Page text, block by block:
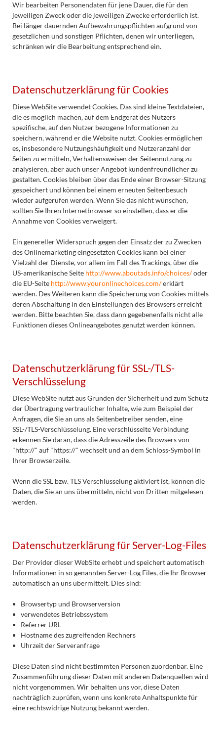
Wir bearbeiten Personendaten für jene Dauer, die für den
jeweiligen Zweck oder die jeweiligen Zwecke erforderlich ist.
Bei länger dauernden Aufbewahrungspflichten aufgrund von
gesetzlichen und sonstigen Pflichten, denen wir unterliegen,
schränken wir die Bearbeitung entsprechend ein.
Datenschutzerklärung für Cookies
Diese WebSite verwendet Cookies. Das sind kleine Textdateien,
die es möglich machen, auf dem Endgerät des Nutzers
spezifische, auf den Nutzer bezogene Informationen zu
speichern, während er die Website nutzt. Cookies ermöglichen
es, insbesondere Nutzungshäufigkeit und Nutzeranzahl der
Seiten zu ermitteln, Verhaltensweisen der Seitennutzung zu
analysieren, aber auch unser Angebot kundenfreundlicher zu
gestalten.Cookies bleiben über das Ende einer Browser-Sitzung
gespeichert und können bei einem erneuten Seitenbesuch
wieder aufgerufen werden. Wenn Sie das nicht wünschen,
sollten Sie Ihren Internetbrowser so einstellen, dass er die
Annahme von Cookies verweigert.
Ein genereller Widerspruch gegen den Einsatz der zu Zwecken
des Onlinemarketing eingesetzten Cookies kann bei einer
Vielzahl der Dienste, vor allem im Fall des Trackings, über die
US-amerikanische Seite http://www.aboutads.info/choices/oder
die EU-Seite http://www.youronlinechoices.com/erklärt
werden. Des Weiteren kann die Speicherung von Cookies mittels
deren Abschaltung in den Einstellungen des Browsers erreicht
werden. Bitte beachten Sie, dass dann gegebenenfalls nicht alle
Funktionen dieses Onlineangebotes genutzt werden können.
Datenschutzerklärung für SSL-/TLS-
Verschlüsselung
Diese WebSite nutzt aus Gründen der Sicherheit und zum Schutz
der Übertragung vertraulicher Inhalte, wie zum Beispiel der
Anfragen, die Sie an uns als Seitenbetreiber senden, eine
SSL-/TLS-Verschlüsselung. Eine verschlüsselte Verbindung
erkennen Sie daran, dass die Adresszeile des Browsers von
"http://" auf "https://" wechselt und an dem Schloss-Symbol in
Ihrer Browserzeile.
Wenn die SSL bzw. TLS Verschlüsselung aktiviert ist, können die
Daten, die Sie an uns übermitteln, nicht von Dritten mitgelesen
werden.
Datenschutzerklärung für Server-Log-Files
Der Provider dieser WebSite erhebt und speichert automatisch
Informationen in so genannten Server-Log Files, die Ihr Browser
automatisch an uns übermittelt. Dies sind:
Browsertyp und Browserversion
verwendetes Betriebssystem
Referrer URL
Hostname des zugreifenden Rechners
Uhrzeit der Serveranfrage
Diese Daten sind nicht bestimmten Personen zuordenbar. Eine
Zusammenführung dieser Daten mit anderen Datenquellen wird
nicht vorgenommen. Wir behalten uns vor, diese Daten
nachträglich zuprüfen, wenn uns konkrete Anhaltspunkte für
eine rechtswidrige Nutzung bekannt werden.